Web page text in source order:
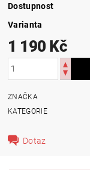
Dostupnost
Varianta
1 190 Kč
ZNAČKA
KATEGORIE
Dotaz